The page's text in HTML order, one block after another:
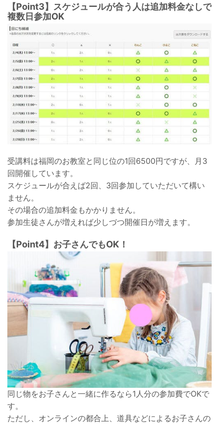
【Point3】スケジュールが合う人は追加料金なしで
複数日参加OK
受講料は福岡のお教室と同じ位の1回6500円ですが、月3
回開催しています。
スケジュールが合えば2回、3回参加していただいて構い
ません。
その場合の追加料金もかかりません。
参加生徒さんが増えれば少しづつ開催日が増えます。
【Point4】お子さんでもOK！
同じ物をお子さんと一緒に作るなら1人分の参加費でOKで
す。
ただし、オンラインの都合上、道具などによるお子さんの